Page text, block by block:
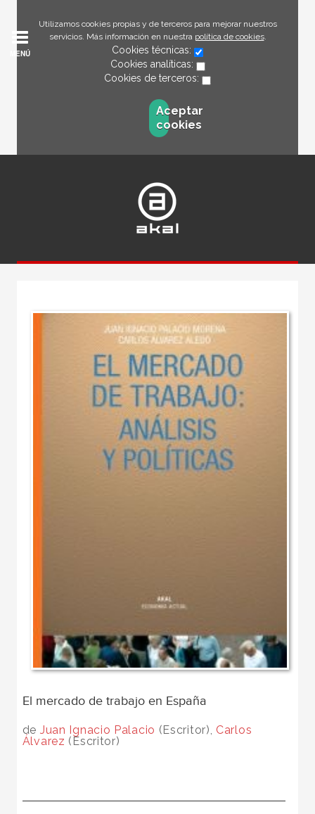
Utilizamos cookies propias y de terceros para mejorar nuestros
servicios. Más información en nuestra política de cookies.
Cookies técnicas:
Cookies analíticas:
Cookies de terceros:
Aceptar
cookies
MENÚ
El mercado de trabajo en España
de Juan Ignacio Palacio (Escritor), Carlos
Álvarez (Escritor)